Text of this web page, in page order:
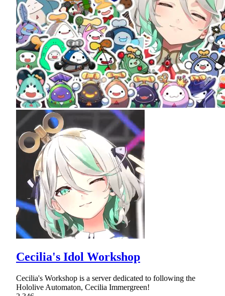
Cecilia's Idol Workshop
Cecilia's Workshop is a server dedicated to following the
Hololive Automaton, Cecilia Immergreen!